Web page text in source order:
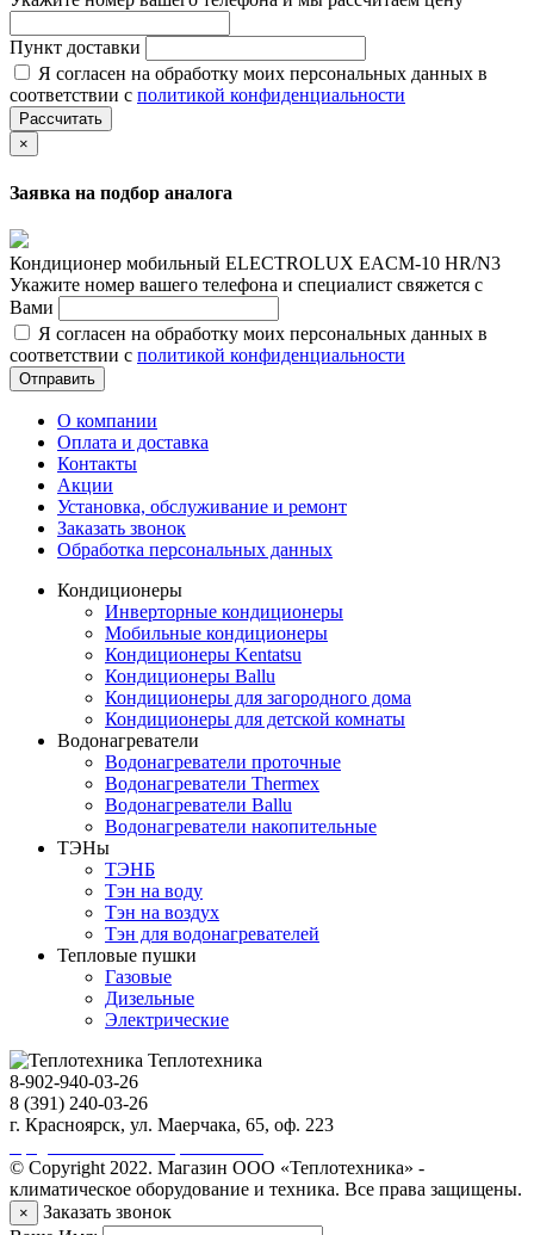
Пункт доставки
Я согласен на обработку моих персональных данных в
соответствии с политикой конфиденциальности
Рассчитать
×
Заявка на подбор аналога
Кондиционер мобильный ELECTROLUX EACM-10 HR/N3
Укажите номер вашего телефона и специалист свяжется с
Вами
Я согласен на обработку моих персональных данных в
соответствии с политикой конфиденциальности
Отправить
О компании
Оплата и доставка
Контакты
Акции
Установка, обслуживание и ремонт
Заказать звонок
Обработка персональных данных
Кондиционеры
Инверторные кондиционеры
Мобильные кондиционеры
Кондиционеры Kentatsu
Кондиционеры Ballu
Кондиционеры для загородного дома
Кондиционеры для детской комнаты
Водонагреватели
Водонагреватели проточные
Водонагреватели Thermex
Водонагреватели Ballu
Водонагреватели накопительные
ТЭНы
ТЭНБ
Тэн на воду
Тэн на воздух
Тэн для водонагревателей
Тепловые пушки
Газовые
Дизельные
Электрические
Теплотехника
8-902-940-03-26
8 (391) 240-03-26
г. Красноярск, ул. Маерчака, 65, оф. 223
© Copyright 2022. Магазин ООО «Теплотехника» -
климатическое оборудование и техника. Все права защищены.
×
Заказать звонок